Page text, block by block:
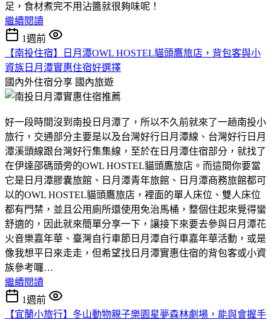
足，食材煮完不用沾醬就很夠味呢！
繼續閱讀
1週前
【南投住宿】日月潭OWL HOSTEL貓頭鷹旅店，背包客與小
資族日月潭實惠住宿好選擇
國內外住宿分享 國內旅遊
好一段時間沒到南投日月潭了，所以不久前就來了一趟南投小
旅行，交通部分主要是以及台灣好行日月潭線、台灣好行日月
潭溪頭線跟台灣好行集集線，至於在日月潭住宿部分，就找了
在伊達邵碼頭旁的OWL HOSTEL貓頭鷹旅店。而這間你要當
它是日月潭膠囊旅館、日月潭青年旅館、日月潭商務旅館都可
以的OWL HOSTEL貓頭鷹旅店，裡面的單人床位、雙人床位
都有門禁，並且公用廁所還使用免治馬桶，整個住起來覺得蠻
舒適的，因此就來簡單分享一下，讓接下來要去參與日月潭花
火音樂嘉年華、臺灣自行車節日月潭自行車嘉年華活動，或是
像我想平日來走走，但希望找日月潭實惠住宿的背包客或小資
族參考囉…
繼續閱讀
1週前
【宜蘭小旅行】冬山動物親子樂園星夢森林劇場，能與會握手